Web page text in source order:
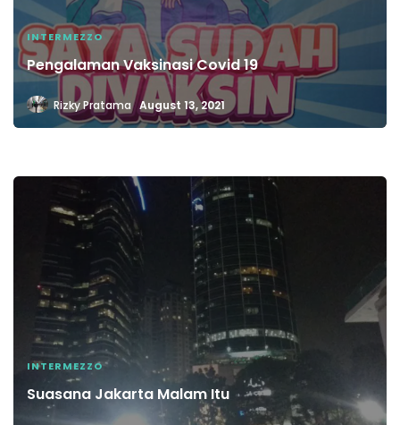
INTERMEZZO
Pengalaman Vaksinasi Covid 19
Rizky Pratama August 13, 2021
INTERMEZZO
Suasana Jakarta Malam Itu